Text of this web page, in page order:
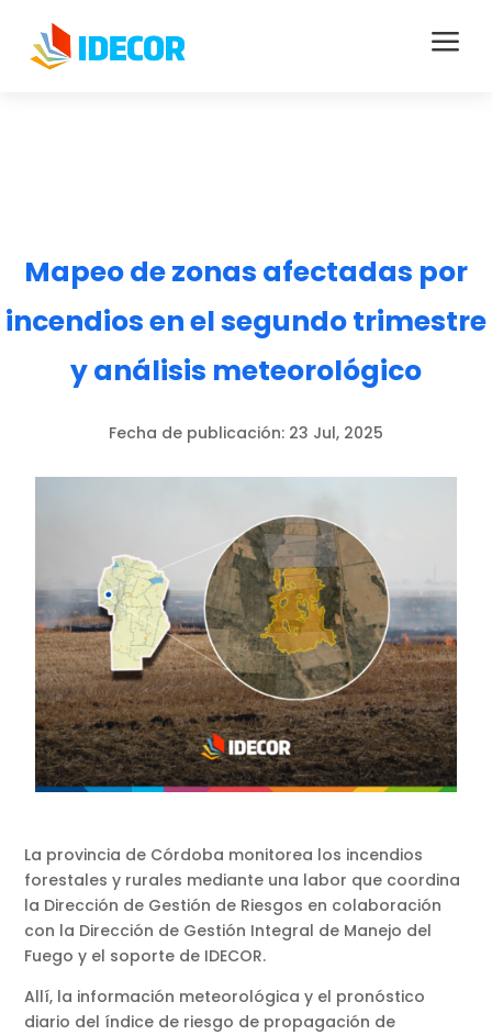
a
Mapeo de zonas afectadas por
incendios en el segundo trimestre
y análisis meteorológico
Fecha de publicación: 23 Jul, 2025
La provincia de Córdoba monitorea los incendios
forestales y rurales mediante una labor que coordina
la Dirección de Gestión de Riesgos en colaboración
con la Dirección de Gestión Integral de Manejo del
Fuego y el soporte de IDECOR.
Allí, la información meteorológica y el pronóstico
diario del índice de riesgo de propagación de